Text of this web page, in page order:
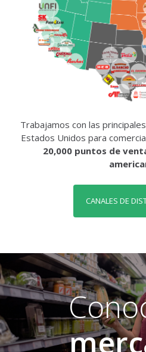
Trabajamos con las
Estados Unidos para
20,000 puntos de
CANALES DE